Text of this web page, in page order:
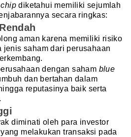
diketahui memiliki sejumlah
secara ringkas:
aman karena memiliki risiko
jenis saham dari perusahaan
dengan saham blue
dan bertahan dalam
reputasinya baik serta
diminati oleh para investor
melakukan transaksi pada